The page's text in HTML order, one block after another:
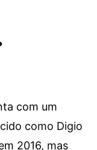
com um
como Digio
2016, mas